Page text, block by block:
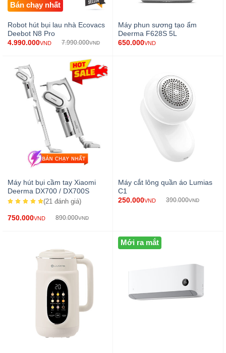
Bán chạy nhất
Robot hút bụi lau nhà Ecovacs
Deebot N8 Pro
4.990.000VND 7.990.000VND
Máy phun sương tạo ẩm
Deerma F628S 5L
650.000VND
Máy hút bụi cầm tay Xiaomi
Deerma DX700 / DX700S
(21 đánh giá)
750.000VND 890.000VND
Máy cắt lông quần áo Lumias
C1
250.000VND 390.000VND
Mới ra mắt